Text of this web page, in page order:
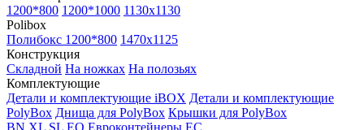
1200*800 1200*1000 1130x1130
Polibox
Полибокс 1200*800 1470х1125
Конструкция
Складной На ножках На полозьях
Комплектующие
Детали и комплектующие iBOX Детали и комплектующие
PolyBox Днища для PolyBox Крышки для PolyBox
BN XL SL EQ Евроконтейнеры EC